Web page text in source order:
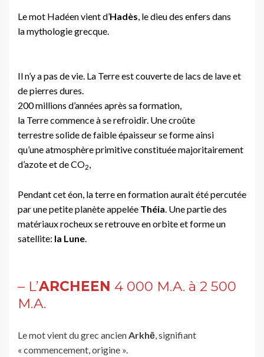
Le mot Hadéen vient d’Hadès, le dieu des enfers dans
la mythologie grecque.
Il n’y a pas de vie. La Terre est couverte de lacs de lave et
de pierres dures.
200 millions d’années après sa formation,
la Terre commence à se refroidir. Une croûte
terrestre solide de faible épaisseur se forme ainsi
qu’une atmosphère primitive constituée majoritairement
d’azote et de CO2,
Pendant cet éon, la terre en formation aurait été percutée
par une petite planète appelée Théia. Une partie des
matériaux rocheux se retrouve en orbite et forme un
satellite: la Lune.
– L’ARCHEEN 4 000 M.A. à 2 500
M.A.
Le mot vient du grec ancienArkhē, signifiant
« commencement, origine ».